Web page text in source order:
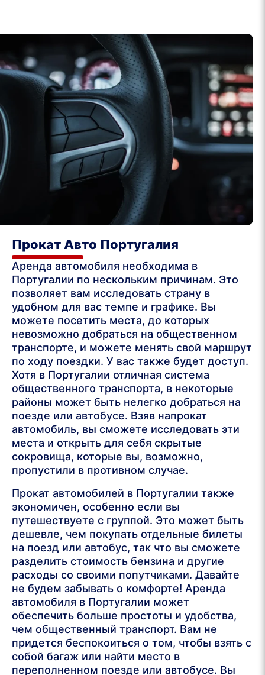
Прокат Авто Португалия
Аренда автомобиля необходима в
Португалии по нескольким причинам. Это
позволяет вам исследовать страну в
удобном для вас темпе и графике. Вы
можете посетить места, до которых
невозможно добраться на общественном
транспорте, и можете менять свой маршрут
по ходу поездки. У вас также будет доступ.
Хотя в Португалии отличная система
общественного транспорта, в некоторые
районы может быть нелегко добраться на
поезде или автобусе. Взяв напрокат
автомобиль, вы сможете исследовать эти
места и открыть для себя скрытые
сокровища, которые вы, возможно,
пропустили в противном случае.
Прокат автомобилей в Португалии также
экономичен, особенно если вы
путешествуете с группой. Это может быть
дешевле, чем покупать отдельные билеты
на поезд или автобус, так что вы сможете
разделить стоимость бензина и другие
расходы со своими попутчиками. Давайте
не будем забывать о комфорте! Аренда
автомобиля в Португалии может
обеспечить больше простоты и удобства,
чем общественный транспорт. Вам не
придется беспокоиться о том, чтобы взять с
собой багаж или найти место в
переполненном поезде или автобусе. Вы